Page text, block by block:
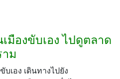
มืองขับเอง ไปดูตลาด
ม
เอง เดินทางไปยัง